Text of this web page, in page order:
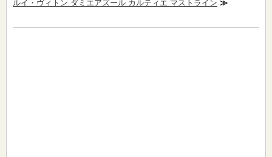
ルイ・ヴィトン ダミエアズール カルティエ マストライン ≫